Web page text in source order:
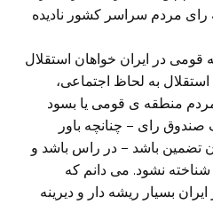
رای مردم سراسر کشور نادیده
قومی در ایران خواهان استقلال
استقلال به لحاظ اجتماعی،
منطقه ی قومی یا بسود
صندوق رای – چنانچه باور
باشد – در راس باشد و
نشود. می دانم که
بسیار ریشه دار و دیرینه